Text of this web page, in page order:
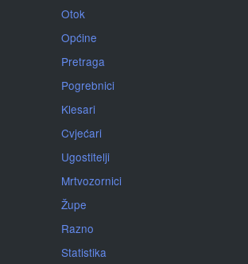
Otok
Općine
Pretraga
Pogrebnici
Klesari
Cvjećari
Ugostitelji
Mrtvozornici
Župe
Razno
Statistika